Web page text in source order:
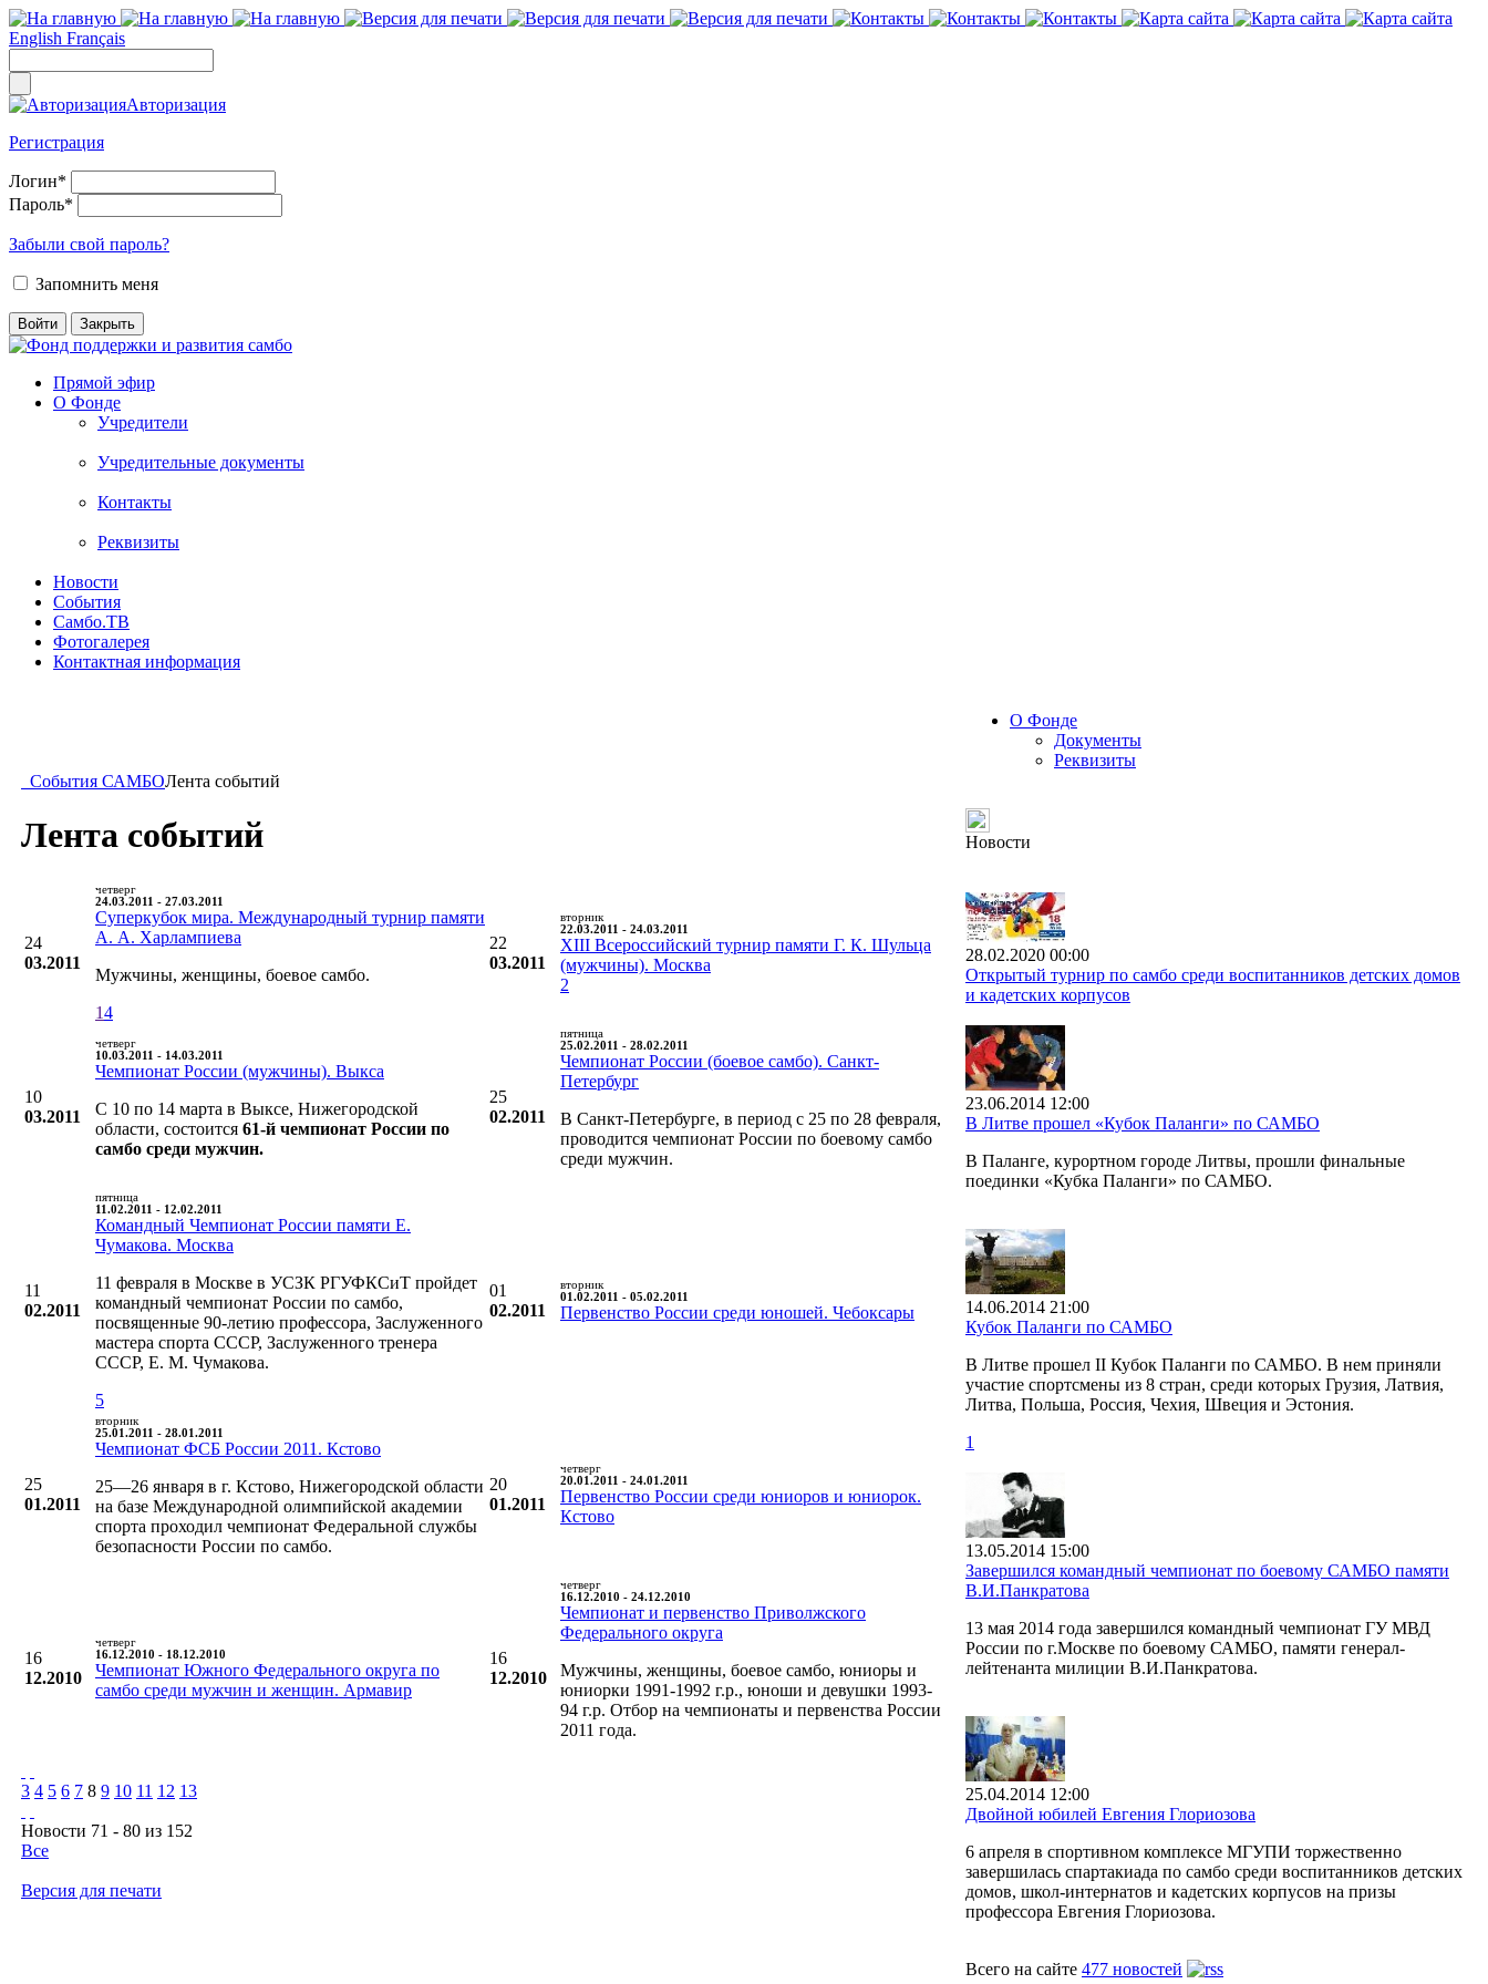
English Français
Авторизация
Регистрация
Логин*
Пароль*
Забыли свой пароль?
Запомнить меня
Прямой эфир
О Фонде
Учредители
Учредительные документы
Контакты
Реквизиты
Новости
События
Самбо.ТВ
Фотогалерея
Контактная информация
События САМБОЛента событий
Лента событий
24
03.2011
четверг
24.03.2011 - 27.03.2011
Суперкубок мира. Международный турнир памяти
А. А. Харлампиева
Мужчины, женщины, боевое самбо.
14
22
03.2011
вторник
22.03.2011 - 24.03.2011
XIII Всероссийский турнир памяти Г. К. Шульца
(мужчины). Москва
2
10
03.2011
четверг
10.03.2011 - 14.03.2011
Чемпионат России (мужчины). Выкса
С 10 по 14 марта в Выксе, Нижегородской
области, состоится 61-й чемпионат России по
самбо среди мужчин.
25
02.2011
пятница
25.02.2011 - 28.02.2011
Чемпионат России (боевое самбо). Санкт-
Петербург
В Санкт-Петербурге, в период с 25 по 28 февраля,
проводится чемпионат России по боевому самбо
среди мужчин.
11
02.2011
пятница
11.02.2011 - 12.02.2011
Командный Чемпионат России памяти Е.
Чумакова. Москва
11 февраля в Москве в УСЗК РГУФКСиТ пройдет
командный чемпионат России по самбо,
посвященные 90-летию профессора, Заслуженного
мастера спорта СССР, Заслуженного тренера
СССР, Е. М. Чумакова.
5
01
02.2011
вторник
01.02.2011 - 05.02.2011
Первенство России среди юношей. Чебоксары
25
01.2011
вторник
25.01.2011 - 28.01.2011
Чемпионат ФСБ России 2011. Кстово
25—26 января в г. Кстово, Нижегородской области
на базе Международной олимпийской академии
спорта проходил чемпионат Федеральной службы
безопасности России по самбо.
20
01.2011
четверг
20.01.2011 - 24.01.2011
Первенство России среди юниоров и юниорок.
Кстово
16
12.2010
четверг
16.12.2010 - 18.12.2010
Чемпионат Южного Федерального округа по
самбо среди мужчин и женщин. Армавир
16
12.2010
четверг
16.12.2010 - 24.12.2010
Чемпионат и первенство Приволжского
Федерального округа
Мужчины, женщины, боевое самбо, юниоры и
юниорки 1991-1992 г.р., юноши и девушки 1993-
94 г.р. Отбор на чемпионаты и первенства России
2011 года.
3 4 5 6 7 8 9 10 11 12 13
Новости 71 - 80 из 152
Все
Версия для печати
О Фонде
Документы
Реквизиты
Новости
28.02.2020 00:00
Открытый турнир по самбо среди воспитанников детских домов
и кадетских корпусов
23.06.2014 12:00
В Литве прошел «Кубок Паланги» по САМБО
В Паланге, курортном городе Литвы, прошли финальные
поединки «Кубка Паланги» по САМБО.
14.06.2014 21:00
Кубок Паланги по САМБО
В Литве прошел II Кубок Паланги по САМБО. В нем приняли
участие спортсмены из 8 стран, среди которых Грузия, Латвия,
Литва, Польша, Россия, Чехия, Швеция и Эстония.
1
13.05.2014 15:00
Завершился командный чемпионат по боевому САМБО памяти
В.И.Панкратова
13 мая 2014 года завершился командный чемпионат ГУ МВД
России по г.Москве по боевому САМБО, памяти генерал-
лейтенанта милиции В.И.Панкратова.
25.04.2014 12:00
Двойной юбилей Евгения Глориозова
6 апреля в спортивном комплексе МГУПИ торжественно
завершилась спартакиада по самбо среди воспитанников детских
домов, школ-интернатов и кадетских корпусов на призы
профессора Евгения Глориозова.
Всего на сайте 477 новостей